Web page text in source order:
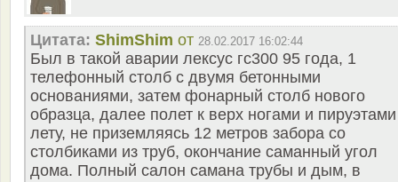
Цитата: ShimShim от 28.02.2017 16:02:44
Был в такой аварии лексус гс300 95 года, 1
телефонный столб с двумя бетонными
основаниями, затем фонарный столб нового
образца, далее полет к верх ногами и
лету, не приземляясь 12 метров забора со
столбиками из труб, окончание саманный угол
дома. Полный салон самана трубы и дым, в